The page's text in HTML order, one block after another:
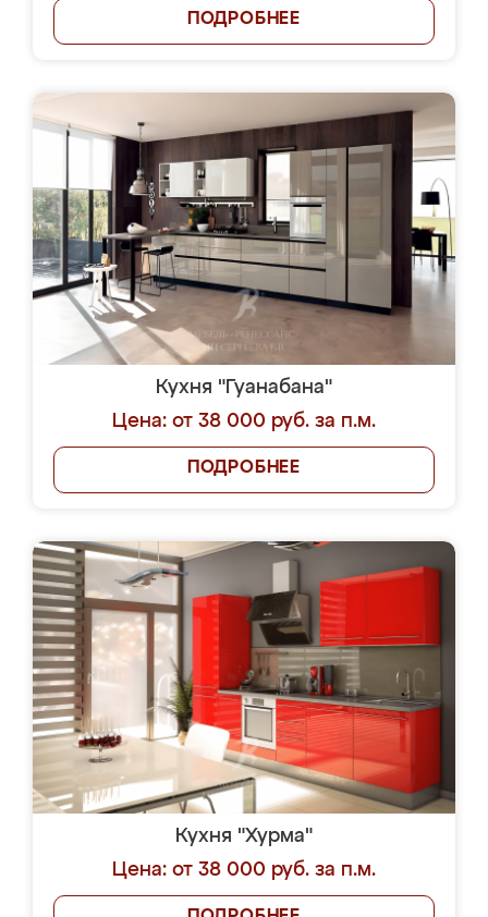
ПОДРОБНЕЕ
Кухня "Гуанабана"
Цена: от 38 000 руб. за п.м.
ПОДРОБНЕЕ
Кухня "Хурма"
Цена: от 38 000 руб. за п.м.